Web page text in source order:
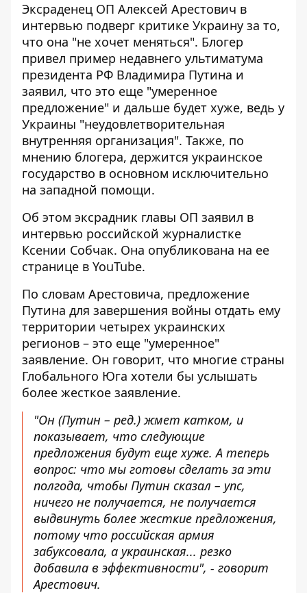
Эксраденец ОП Алексей Арестович в
интервью подверг критике Украину за то,
что она "не хочет меняться". Блогер
привел пример недавнего ультиматума
президента РФ Владимира Путина и
заявил, что это еще "умеренное
предложение" и дальше будет хуже, ведь у
Украины "неудовлетворительная
внутренняя организация". Также, по
мнению блогера, держится украинское
государство в основном исключительно
на западной помощи.
Об этом эксрадник главы ОП заявил в
интервью российской журналистке
Ксении Собчак. Она опубликована на ее
странице в YouTube.
По словам Арестовича, предложение
Путина для завершения войны отдать ему
территории четырех украинских
регионов – это еще "умеренное"
заявление. Он говорит, что многие страны
Глобального Юга хотели бы услышать
более жесткое заявление.
"Он (Путин – ред.) жмет катком, и
показывает, что следующие
предложения будут еще хуже. А теперь
вопрос: что мы готовы сделать за эти
полгода, чтобы Путин сказал – упс,
ничего не получается, не получается
выдвинуть более жесткие предложения,
потому что российская армия
забуксовала, а украинская... резко
добавила в эффективности", - говорит
Арестович.